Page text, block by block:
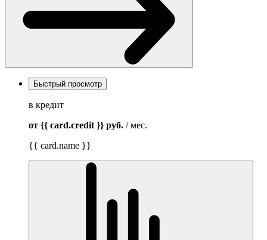
Быстрый просмотр
в кредит
от {{ card.credit }} руб. / мес.
{{ card.name }}